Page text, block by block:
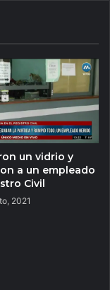
un vidrio y
a un empleado
Civil
2021